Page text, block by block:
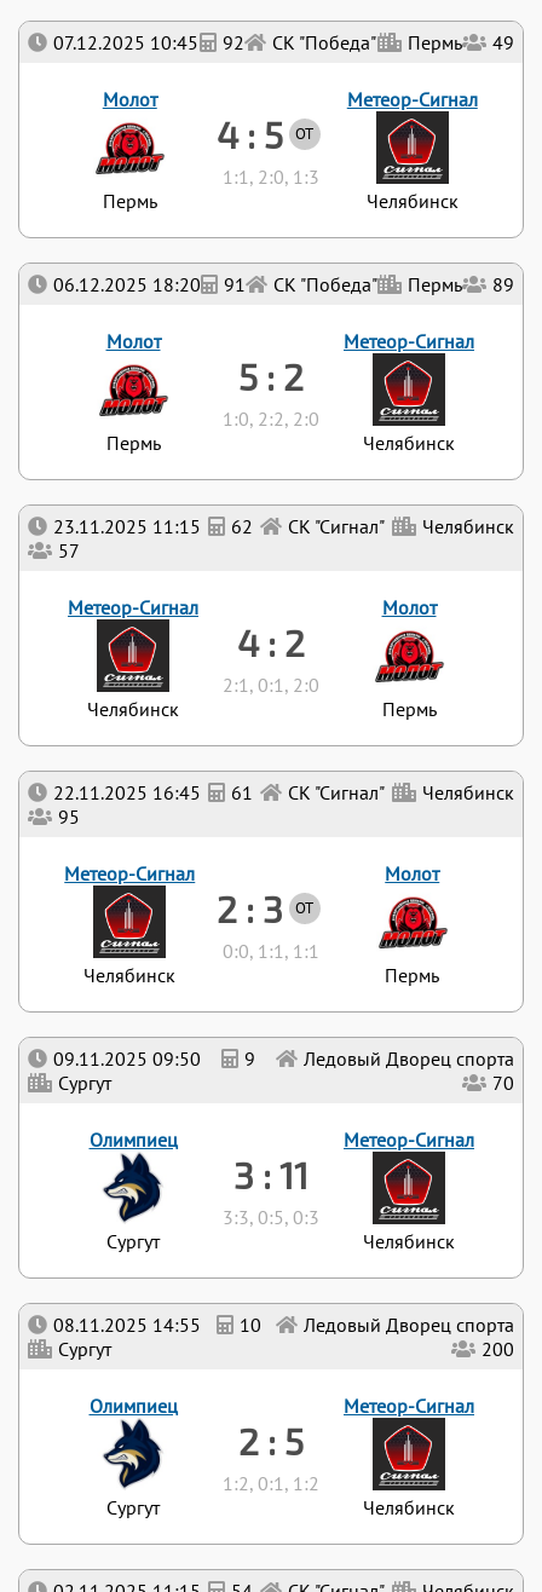
08.11.2025 14:55 10
Ледовый Дворец спорта
Сургут
200
Олимпиец
Сургут
2 : 5
1:2, 0:1, 1:2
Метеор-Сигнал
Челябинск
09.11.2025 09:50 9
Ледовый Дворец спорта
Сургут
70
Олимпиец
Сургут
3 : 11
3:3, 0:5, 0:3
Метеор-Сигнал
Челябинск
22.11.2025 16:45 61 СК "Сигнал"
Челябинск
95
Метеор-Сигнал
Челябинск
2 : 3 ОТ
0:0, 1:1, 1:1
Молот
Пермь
23.11.2025 11:15 62 СК "Сигнал"
Челябинск
57
Метеор-Сигнал
Челябинск
4 : 2
2:1, 0:1, 2:0
Молот
Пермь
06.12.2025 18:20 91 СК "Победа" Пермь 89
Молот
Пермь
5 : 2
1:0, 2:2, 2:0
Метеор-Сигнал
Челябинск
07.12.2025 10:45 92 СК "Победа" Пермь 49
Молот
Пермь
4 : 5 ОТ
1:1, 2:0, 1:3
Метеор-Сигнал
Челябинск